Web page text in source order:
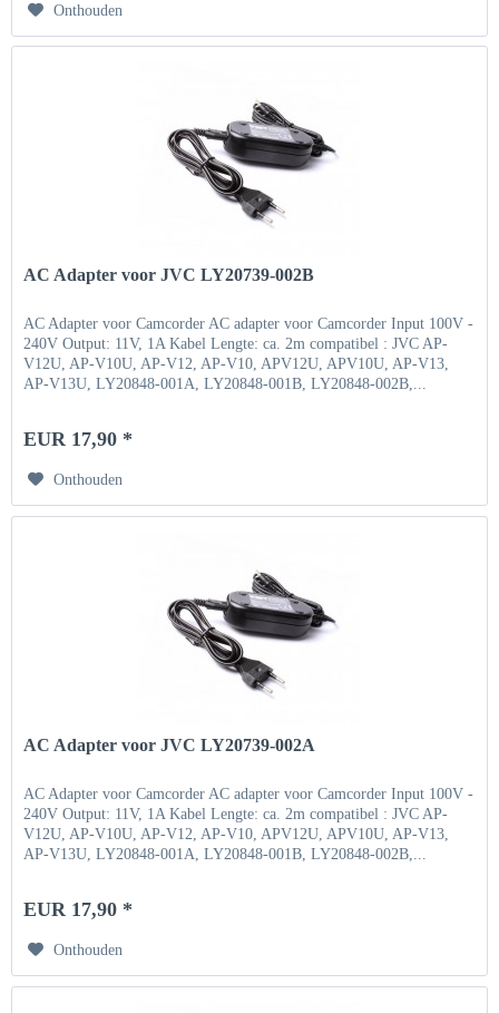
Onthouden
AC Adapter voor JVC LY20739-002B
AC Adapter voor Camcorder AC adapter voor Camcorder Input 100V -
240V Output: 11V, 1A Kabel Lengte: ca. 2m compatibel : JVC AP-
V12U, AP-V10U, AP-V12, AP-V10, APV12U, APV10U, AP-V13,
AP-V13U, LY20848-001A, LY20848-001B, LY20848-002B,...
EUR 17,90 *
Onthouden
AC Adapter voor JVC LY20739-002A
AC Adapter voor Camcorder AC adapter voor Camcorder Input 100V -
240V Output: 11V, 1A Kabel Lengte: ca. 2m compatibel : JVC AP-
V12U, AP-V10U, AP-V12, AP-V10, APV12U, APV10U, AP-V13,
AP-V13U, LY20848-001A, LY20848-001B, LY20848-002B,...
EUR 17,90 *
Onthouden